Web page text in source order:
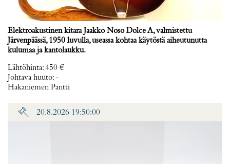
Elektroakustinen kitara Jaakko Noso Dolce A, valmistettu
Järvenpäässä, 1950 luvulla, useassa kohtaa käytöstä aiheutunutta
kulumaa ja kantolaukku.
Lähtöhinta:450 €
Johtava huuto:-
Hakaniemen Pantti
20.8.2026 19:50:00